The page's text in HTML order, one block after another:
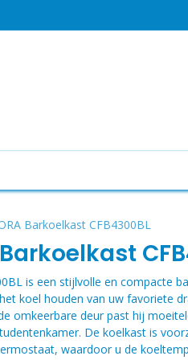
Barkoelkast CFB4300BL
Barkoelkast
is een stijlvolle en compacte
koel houden van uw favoriete
omkeerbare deur past hij
De koelkast is
waardoor u de